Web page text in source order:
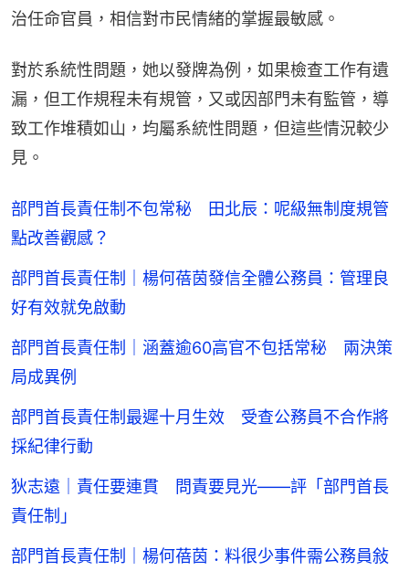
治任命官員，相信對市民情緒的掌握最敏感。
對於系統性問題，她以發牌為例，如果檢查工作有遺
漏，但工作規程未有規管，又或因部門未有監管，導
致工作堆積如山，均屬系統性問題，但這些情況較少
見。
部門首長責任制不包常秘 田北辰：呢級無制度規管
點改善觀感？
部門首長責任制｜楊何蓓茵發信全體公務員：管理良
好有效就免啟動
部門首長責任制｜涵蓋逾60高官不包括常秘 兩決策
局成異例
部門首長責任制最遲十月生效 受查公務員不合作將
採紀律行動
狄志遠｜責任要連貫 問責要見光——評「部門首長
責任制」
部門首長責任制｜楊何蓓茵：料很少事件需公務員敍